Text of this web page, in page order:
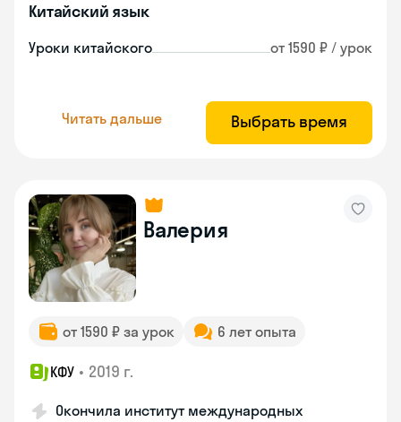
Китайский язык
Уроки китайского от 1590 ₽ / урок
Читать дальше Выбрать время
Валерия
от 1590 ₽ за урок 6 лет опыта
КФУ • 2019 г.
Окончила институт международных